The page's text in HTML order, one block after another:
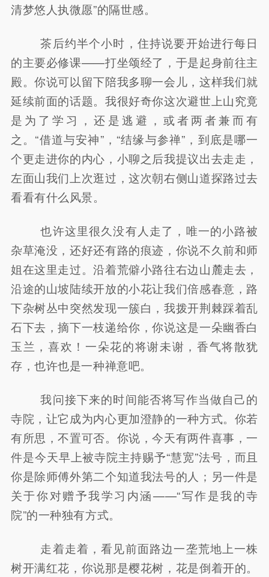
清梦悠人执微愿”的隔世感。
茶后约半个小时，住持说要开始进行每日
的主要必修课——打坐颂经了，于是起身前往主
殿。你说可以留下陪我多聊一会儿，这样我们就
延续前面的话题。我很好奇你这次避世上山究竟
是为了学习，还是逃避，或者两者兼而有
之。“借道与安神”，“结缘与参禅”，到底是哪一
个更走进你的内心，小聊之后我提议出去走走，
左面山我们上次逛过，这次朝右侧山道探路过去
看看有什么风景。
也许这里很久没有人走了，唯一的小路被
杂草淹没，还好还有路的痕迹，你说不久前和师
姐在这里走过。沿着荒僻小路往右边山麓走去，
沿途的山坡陆续开放的小花让我们倍感春意，路
下杂树丛中突然发现一簇白，我拨开荆棘踩着乱
石下去，摘下一枝递给你，你说这是一朵幽香白
玉兰，喜欢！一朵花的将谢未谢，香气将散犹
存，也许也是一种禅意吧。
我问接下来的时间能否将写作当做自己的
寺院，让它成为内心更加澄静的一种方式。你若
有所思，不置可否。你说，今天有两件喜事，一
件是今天早上被寺院主持赐予“慧宽”法号，而且
你是除师傅外第二个知道我法号的人；另一件是
关于你对赠予我学习内涵——“写作是我的寺
院”的一种独有方式。
走着走着，看见前面路边一垄荒地上一株
树开满红花，你说那是樱花树，花是倒着开的。